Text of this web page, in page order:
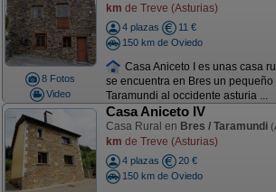
8 Fotos
Video
km de Treve (Asturias)
4 plazas
11 €
150 km de Oviedo
Casa Aniceto I es unas casa
se encuentra en Bres un
Taramundi al occidente asturia ...
Casa Aniceto IV
Casa Rural en Bres / Taramundi
km de Treve (Asturias)
4 plazas
20 €
150 km de Oviedo